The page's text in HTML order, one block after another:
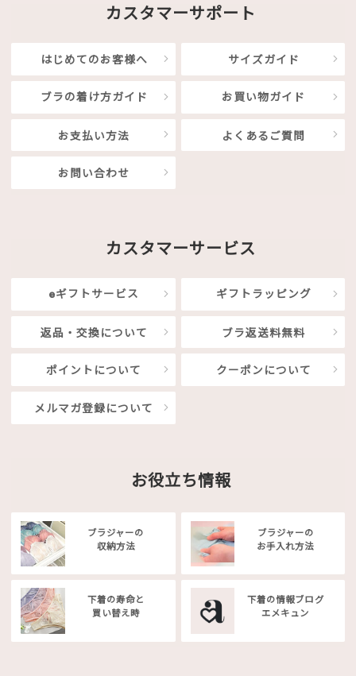
カスタマーサポート
はじめてのお客様へ サイズガイド
ブラの着け方ガイド お買い物ガイド
お支払い方法 よくあるご質問
お問い合わせ
カスタマーサービス
eギフトサービス ギフトラッピング
返品・交換について ブラ返送料無料
ポイントについて クーポンについて
メルマガ登録について
お役立ち情報
ブラジャーの
収納方法
ブラジャーの
お手入れ方法
下着の寿命と
買い替え時
下着の情報ブログ
エメキュン